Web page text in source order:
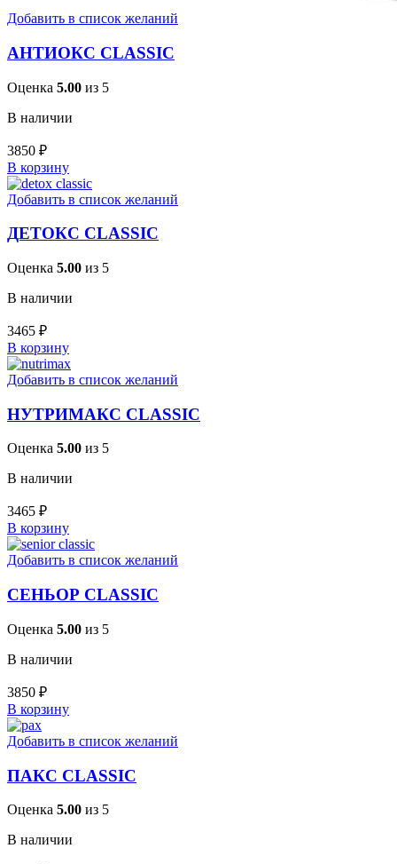
Добавить в список желаний
АНТИОКС CLASSIC
Оценка 5.00 из 5
В наличии
3850 ₽
В корзину
Добавить в список желаний
ДЕТОКС CLASSIC
Оценка 5.00 из 5
В наличии
3465 ₽
В корзину
Добавить в список желаний
НУТРИМАКС CLASSIC
Оценка 5.00 из 5
В наличии
3465 ₽
В корзину
Добавить в список желаний
СЕНЬОР CLASSIC
Оценка 5.00 из 5
В наличии
3850 ₽
В корзину
Добавить в список желаний
ПАКС CLASSIC
Оценка 5.00 из 5
В наличии